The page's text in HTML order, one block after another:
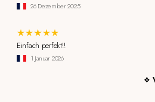
26 Dezember 2025
Einfach perfekt!!
1 Januar 2026